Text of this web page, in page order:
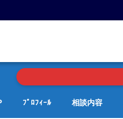
ﾌﾟﾛﾌｨｰﾙ 相談内容